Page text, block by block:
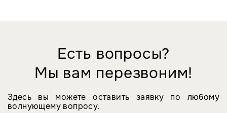
Есть вопросы?
Мы вам перезвоним!
Здесь вы можете оставить заявку по любому
волнующему вопросу.